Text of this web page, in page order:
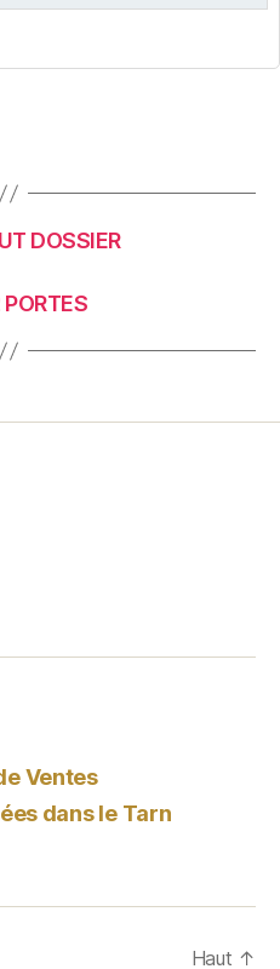
DOSSIER
Ventes
dans le Tarn
Haut ↑